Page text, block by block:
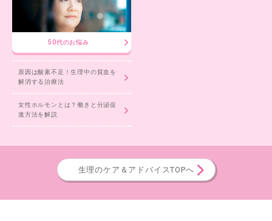
50代のお悩み
原因は酸素不足！生理中の貧血を
解消する治療法
女性ホルモンとは？働きと分泌促
進方法を解説
生理のケア＆アドバイスTOPへ